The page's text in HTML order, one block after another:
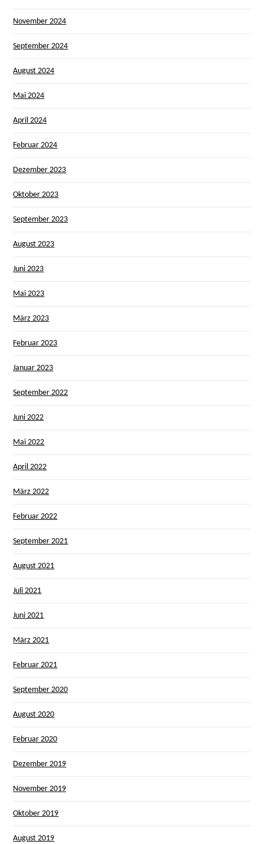
November 2024
September 2024
August 2024
Mai 2024
April 2024
Februar 2024
Dezember 2023
Oktober 2023
September 2023
August 2023
Juni 2023
Mai 2023
März 2023
Februar 2023
Januar 2023
September 2022
Juni 2022
Mai 2022
April 2022
März 2022
Februar 2022
September 2021
August 2021
Juli 2021
Juni 2021
März 2021
Februar 2021
September 2020
August 2020
Februar 2020
Dezember 2019
November 2019
Oktober 2019
August 2019